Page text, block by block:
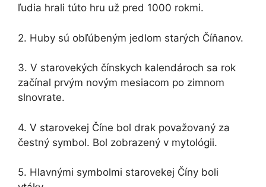
ľudia hrali túto hru už pred 1000 rokmi.
2. Huby sú obľúbeným jedlom starých Číňanov.
3. V starovekých čínskych kalendároch sa rok
začínal prvým novým mesiacom po zimnom
slnovrate.
4. V starovekej Číne bol drak považovaný za
čestný symbol. Bol zobrazený v mytológii.
5. Hlavnými symbolmi starovekej Číny boli